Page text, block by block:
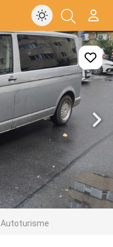
Autoturisme